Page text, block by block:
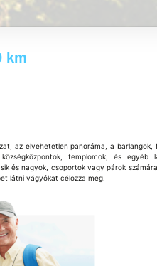
km
az elvehetetlen panoráma, a barlangok,
templomok, és egyéb
és nagyok, csoportok vagy párok
látni vágyókat célozza meg.